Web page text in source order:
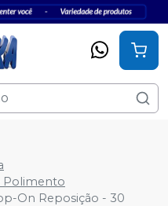
Polimento
On Reposição - 30